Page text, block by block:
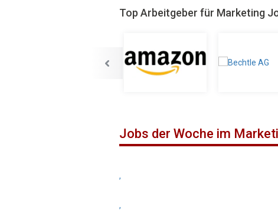
Top Arbeitgeber für Marketing
Jobs der Woche im
,
,